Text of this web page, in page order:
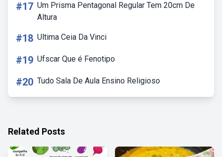
#17 Um Prisma Pentagonal Regular Tem 20cm De
Altura
#18 Ultima Ceia Da Vinci
#19 Ufscar Que é Fenotipo
#20 Tudo Sala De Aula Ensino Religioso
Related Posts